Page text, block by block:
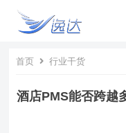
首页 行业干货
酒店PMS能否跨越